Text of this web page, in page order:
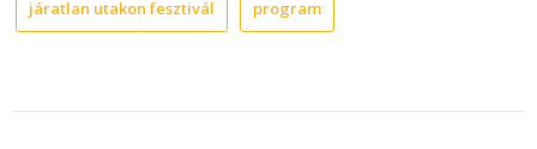
járatlan utakon fesztivál program